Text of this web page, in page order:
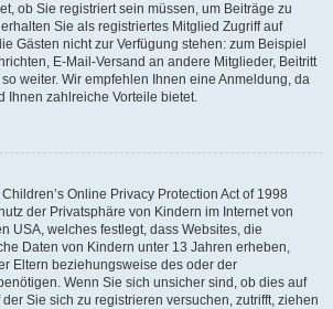
ob Sie registriert sein müssen, um Beiträge zu
Sie als registriertes Mitglied Zugriff auf
Gästen nicht zur Verfügung stehen: zum Beispiel
E-Mail-Versand an andere Mitglieder, Beitritt
weiter. Wir empfehlen Ihnen eine Anmeldung, da
Ihnen zahlreiche Vorteile bietet.
Online Privacy Protection Act of 1998
der Privatsphäre von Kindern im Internet von
USA, welches festlegt, dass Websites, die
Daten von Kindern unter 13 Jahren erheben,
Eltern beziehungsweise des oder der
Wenn Sie sich unsicher sind, ob dies auf
Sie sich zu registrieren versuchen, zutrifft, ziehen